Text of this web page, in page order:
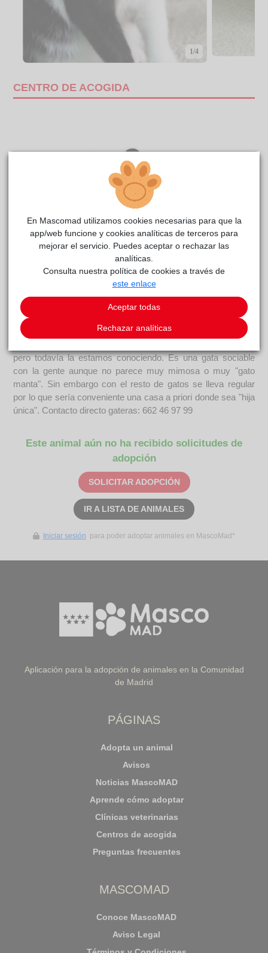
1/4
CENTRO DE ACOGIDA
Carminchireside actualmente en el centro de acogida
COMENTARIOS
Carácter
pero todavía la estamos conociendo. Es una gata sociable
con la gente aunque no parece muy mimosa o muy "gato
manta". Sin embargo con el resto de gatos se lleva regular
por lo que sería conveniente una casa a priori donde sea "hija
única". Contacto directo gateras: 662 46 97 99
Este animal aún no ha recibido solicitudes de
adopción
SOLICITAR ADOPCIÓN
IR A LISTA DE ANIMALES
Iniciar sesión para poder adoptar animales en MascoMad*
Aplicación para la adopción de animales en la Comunidad
de Madrid
PÁGINAS
Adopta un animal
Avisos
Noticias MascoMAD
Aprende cómo adoptar
Clínicas veterinarias
Centros de acogida
Preguntas frecuentes
MASCOMAD
Conoce MascoMAD
Aviso Legal
En Mascomad utilizamos cookies necesarias para que la
app/web funcione y cookies analíticas de terceros para
mejorar el servicio. Puedes aceptar o rechazar las
analíticas.
Consulta nuestra política de cookies a través de
este enlace
Aceptar todas
Rechazar analíticas